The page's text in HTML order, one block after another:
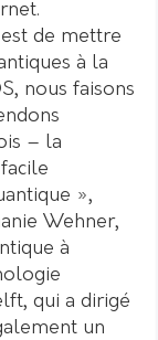
de mettre
à la
nous faisons
– la
»,
Wehner,
à
qui a dirigé
un